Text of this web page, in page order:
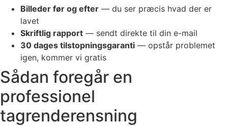
Billeder før og efter — du ser præcis hvad der er
lavet
Skriftlig rapport — sendt direkte til din e-mail
30 dages tilstopningsgaranti — opstår problemet
igen, kommer vi gratis
Sådan foregår en
professionel
tagrenderensning